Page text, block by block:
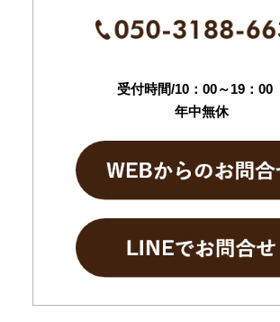
受付時間/10：00～19：00
年中無休